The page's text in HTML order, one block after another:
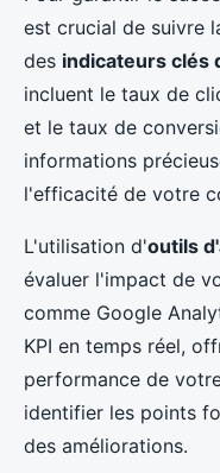
est crucial de suivre
des indicateurs clés
incluent le taux de
et le taux de
informations
l'efficacité de votre
L'utilisation d'outils
évaluer l'impact de
comme Google
KPI en temps réel,
performance de
identifier les points
des améliorations.